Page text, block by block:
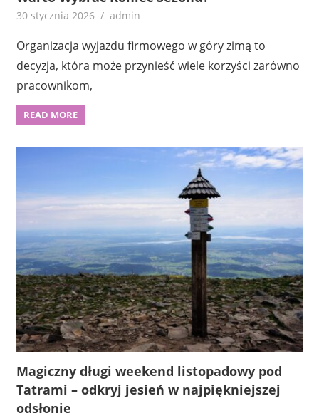
30 stycznia 2026 admin
Organizacja wyjazdu firmowego w góry zimą to
decyzja, która może przynieść wiele korzyści zarówno
pracownikom,
READ MORE
Magiczny długi weekend listopadowy pod
Tatrami – odkryj jesień w najpiękniejszej
odsłonie